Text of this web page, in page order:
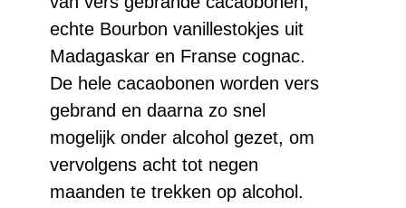
echte Bourbon vanillestokjes uit
Madagaskar en Franse cognac.
De hele cacaobonen worden vers
gebrand en daarna zo snel
mogelijk onder alcohol gezet, om
vervolgens acht tot negen
maanden te trekken op alcohol.